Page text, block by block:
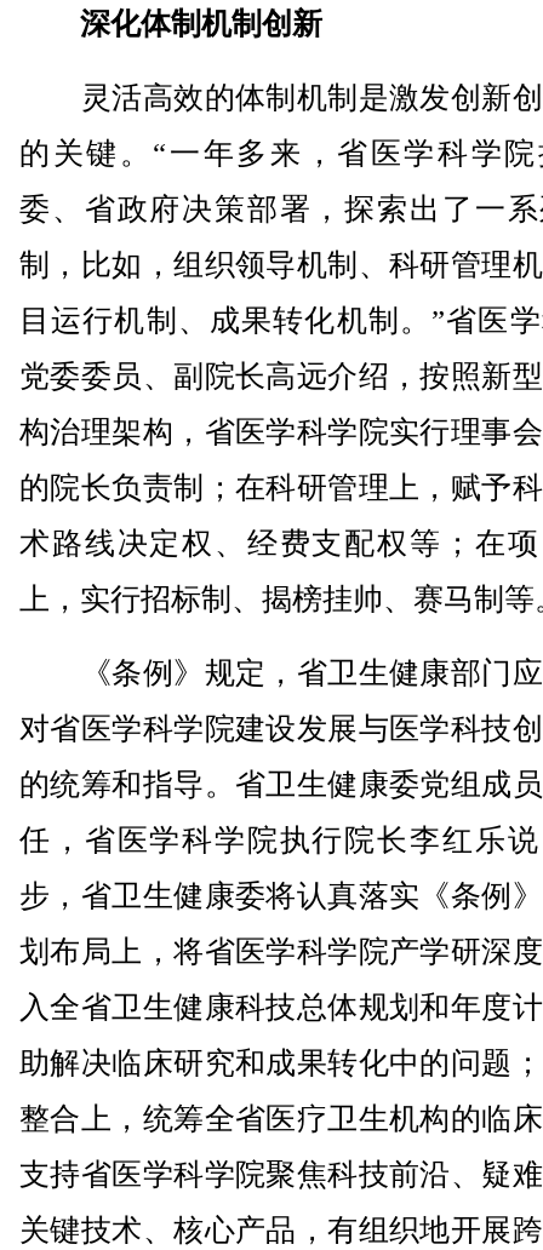
深化体制机制创新
灵活高效的体制机制是激发创新
的关键。“一年多来，省医学科学
委、省政府决策部署，探索出了一
制，比如，组织领导机制、科研管理
目运行机制、成果转化机制。”省医
党委委员、副院长高远介绍，按照新
构治理架构，省医学科学院实行理事
的院长负责制；在科研管理上，赋予
术路线决定权、经费支配权等；在
上，实行招标制、揭榜挂帅、赛马制等
《条例》规定，省卫生健康部门
对省医学科学院建设发展与医学科技
的统筹和指导。省卫生健康委党组成
任，省医学科学院执行院长李红乐
步，省卫生健康委将认真落实《条例
划布局上，将省医学科学院产学研深
入全省卫生健康科技总体规划和年度
助解决临床研究和成果转化中的问题
整合上，统筹全省医疗卫生机构的临
支持省医学科学院聚焦科技前沿、疑
关键技术、核心产品，有组织地开展